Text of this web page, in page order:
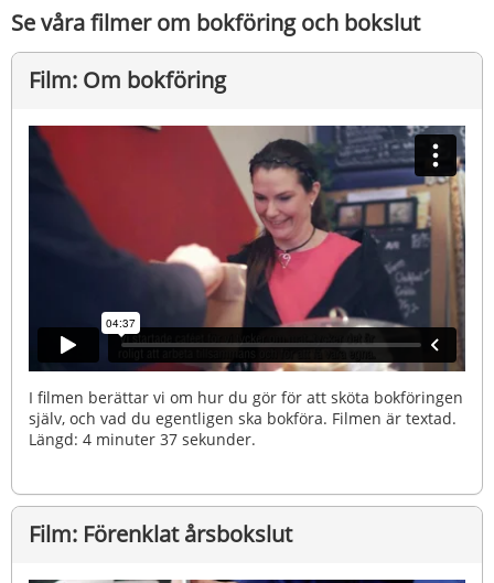
Se våra filmer om bokföring och bokslut
Film: Om bokföring
I filmen berättar vi om hur du gör för att sköta bokföringen
själv, och vad du egentligen ska bokföra. Filmen är textad.
Längd: 4 minuter 37 sekunder.
Film: Förenklat årsbokslut